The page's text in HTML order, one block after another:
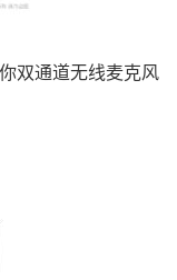
双通道无线麦克风